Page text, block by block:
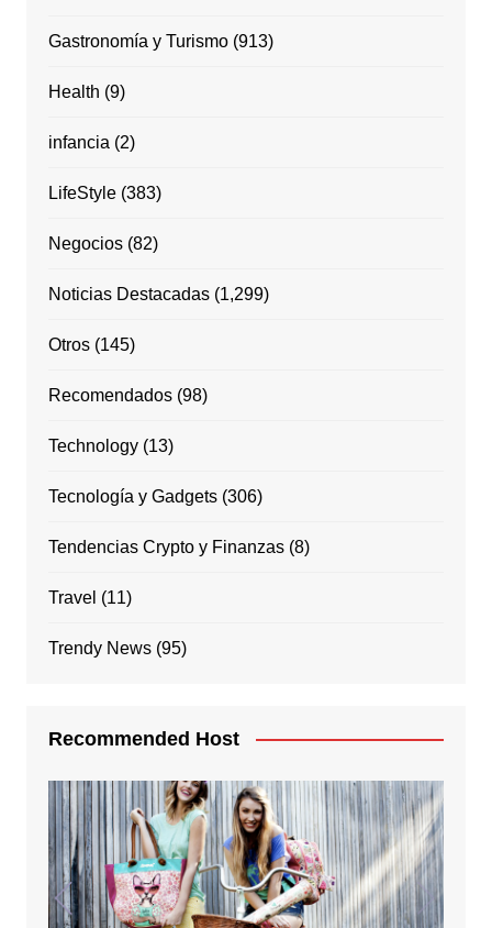
Gastronomía y Turismo(913)
Health (9)
infancia (2)
LifeStyle(383)
Negocios(82)
Noticias Destacadas(1,299)
Otros(145)
Recomendados(98)
Technology(13)
Tecnología y Gadgets(306)
Tendencias Crypto y Finanzas(8)
Travel (11)
Trendy News(95)
Recommended Host